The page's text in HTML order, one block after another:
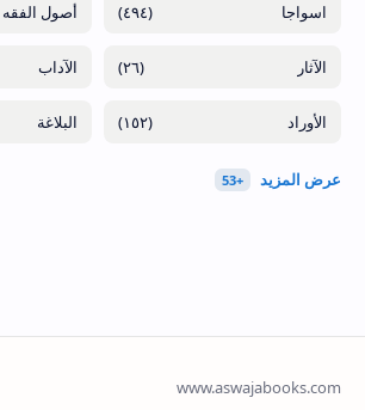
(٤٩٤)
(٢٦)
(١٥٢)